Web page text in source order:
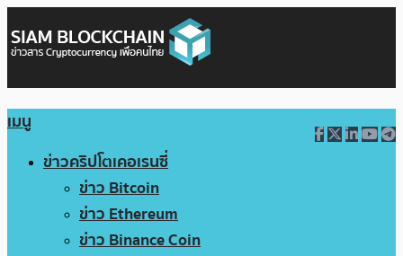
เมนู
ข่าวคริปโตเคอเรนซี่
ข่าว Bitcoin
ข่าว Ethereum
ข่าว Binance Coin